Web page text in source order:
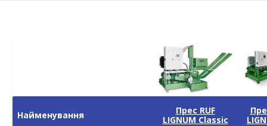
Найменування
Прес RUF
LIGNUM Classic